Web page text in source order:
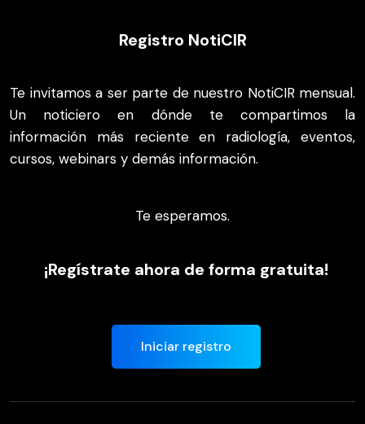
Registro NotiCIR
Te invitamos a ser parte de nuestro NotiCIR mensual.
Un noticiero en dónde te compartimos la
información más reciente en radiología, eventos,
cursos, webinars y demás información.
Te esperamos.
¡Regístrate ahora de forma gratuita!
Iniciar registro